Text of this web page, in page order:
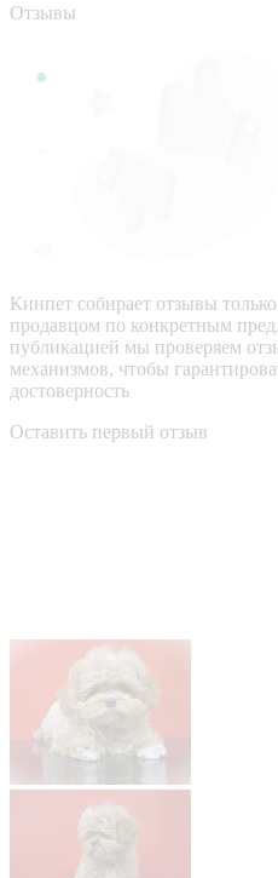
Отзывы
Кинпет собирает отзывы
продавцом по конкретным
публикацией мы проверяем
механизмов, чтобы
достоверность
Оставить первый отзыв